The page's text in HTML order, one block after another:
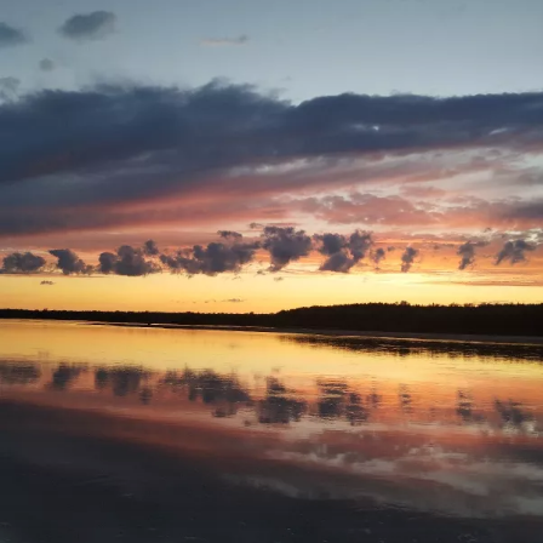
насладился,рыбу поймал,закат был волшебный!
Ну а вам Друзья желаю НХНЧ и чтобы от рыболовного
процесса вы получали только приятные впечатления!
С уважением Шнивовод!🤝